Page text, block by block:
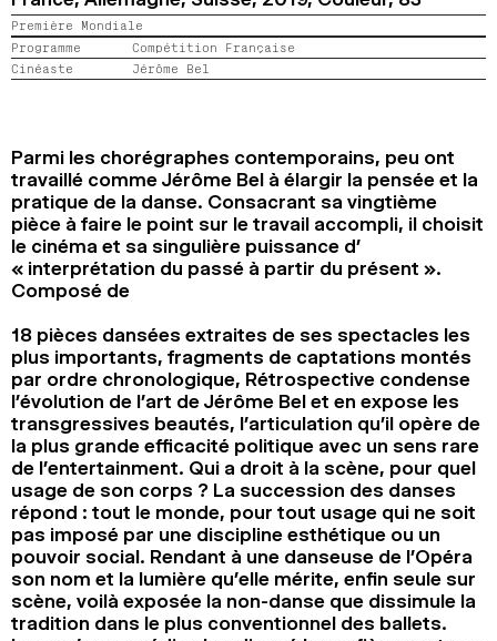
2024
2022
2020
2018
RECHERCHE
Première Mondiale
Programme
Compétition Française
Cinéaste
Jérôme Bel
Parmi les chorégraphes contemporains, peu ont
travaillé comme Jérôme Bel à élargir la pensée et la
pratique de la danse. Consacrant sa vingtième
pièce à faire le point sur le travail accompli, il choisit
le cinéma et sa singulière puissance d’
« interprétation du passé à partir du présent ».
Composé de
18 pièces dansées extraites de ses spectacles les
plus importants, fragments de captations montés
par ordre chronologique, Rétrospective condense
l’évolution de l’art de Jérôme Bel et en expose les
transgressives beautés, l’articulation qu’il opère de
la plus grande efficacité politique avec un sens rare
de l’entertainment. Qui a droit à la scène, pour quel
usage de son corps ? La succession des danses
répond : tout le monde, pour tout usage qui ne soit
pas imposé par une discipline esthétique ou un
pouvoir social. Rendant à une danseuse de l’Opéra
son nom et la lumière qu’elle mérite, enfin seule sur
scène, voilà exposée la non-danse que dissimule la
tradition dans le plus conventionnel des ballets.